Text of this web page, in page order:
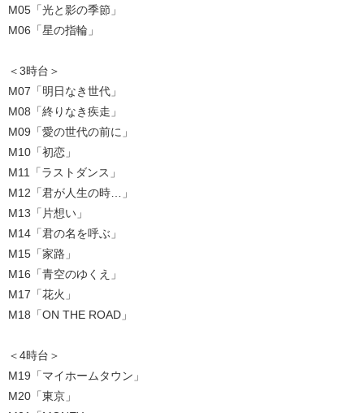
M05「光と影の季節」
M06「星の指輪」
＜3時台＞
M07「明日なき世代」
M08「終りなき疾走」
M09「愛の世代の前に」
M10「初恋」
M11「ラストダンス」
M12「君が人生の時…」
M13「片想い」
M14「君の名を呼ぶ」
M15「家路」
M16「青空のゆくえ」
M17「花火」
M18「ON THE ROAD」
＜4時台＞
M19「マイホームタウン」
M20「東京」